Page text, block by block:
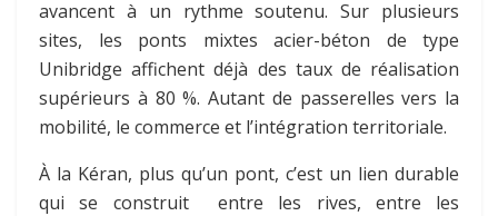
avancent à un rythme soutenu. Sur plusieurs
sites, les ponts mixtes acier-béton de type
Unibridge affichent déjà des taux de réalisation
supérieurs à 80 %. Autant de passerelles vers la
mobilité, le commerce et l’intégration territoriale.
À la Kéran, plus qu’un pont, c’est un lien durable
qui se construit entre les rives, entre les